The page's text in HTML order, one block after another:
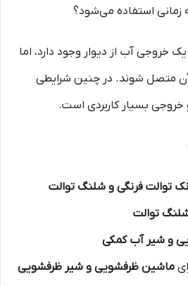
استفاده می‌شود؟
خروجی آب از دیوار وجود دارد، اما
متصل شوند. در چنین شرایطی
خروجی بسیار کاربردی است.
توالت فرنگی و شلنگ توالت
توالت
و شیر آب کمکی
ماشین ظرفشویی و شیر ظرفشویی